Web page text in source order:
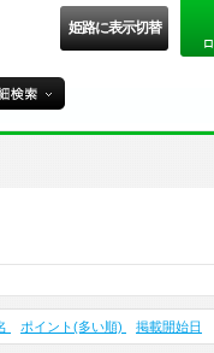
姫路に表示切替
ポイント(多い順) 掲載開始日